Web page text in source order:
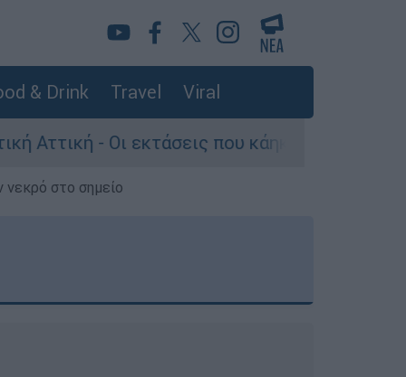
& Drink Travel Viral
που κάηκαν και η επόμενη μέρα του
στο σημείο